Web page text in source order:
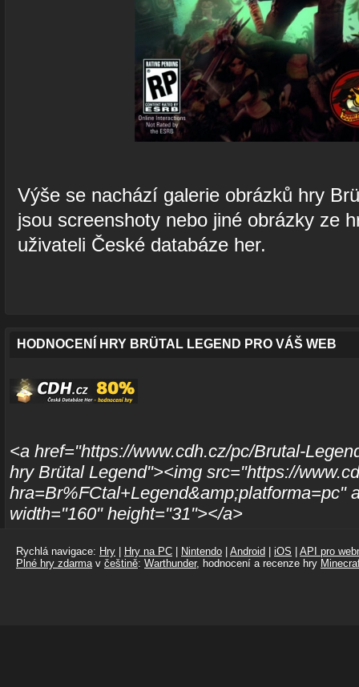
Výše se nachází galerie obrázků hry
jsou screenshoty nebo jiné obrázky ze
uživateli České databáze her.
HODNOCENÍ HRY BRÜTAL LEGEND PRO VÁŠ WEB
<a href="https://www.cdh.cz/pc/Brutal-
hry Brütal Legend"><img src="https://
hra=Br%FCtal+Legend&amp;platforma=pc"
width="160" height="31"></a>
Rychlá navigace: Hry Hry na PC Nintendo Android iOS
API pro
Plné hry zdarma v češtině: Warthunder, hodnocení a recenze hry